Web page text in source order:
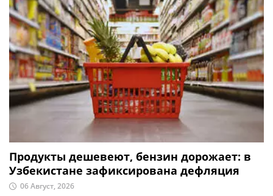
Продукты дешевеют, бензин дорожает: в
Узбекистане зафиксирована дефляция
06 Август, 2026